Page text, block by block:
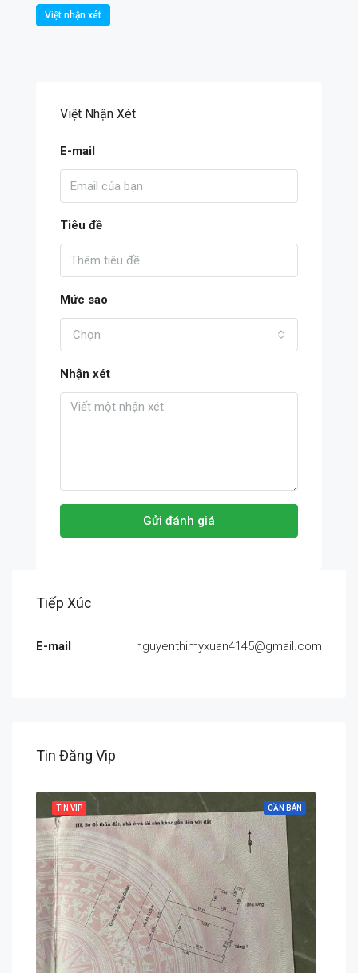
Việt nhận xét
Việt Nhận Xét
E-mail
Tiêu đề
Mức sao
Chọn
Nhận xét
Gửi đánh giá
Tiếp Xúc
E-mail nguyenthimyxuan4145@gmail.com
Tin Đăng Vip
CẦN BÁN
TIN VIP